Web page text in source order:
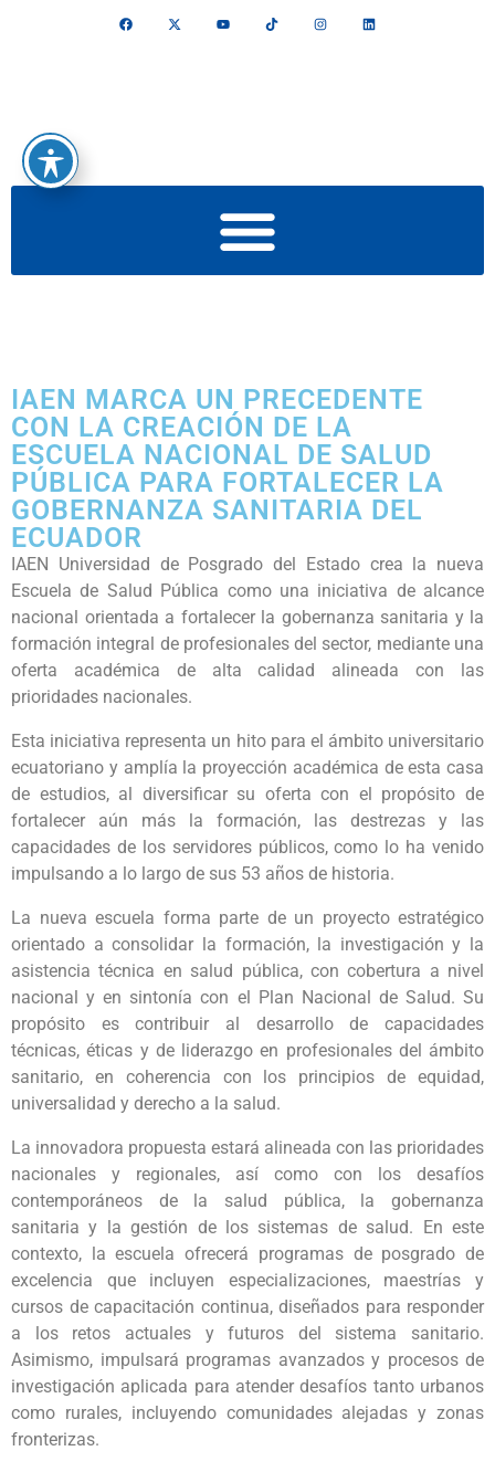
IAEN MARCA UN PRECEDENTE
CON LA CREACIÓN DE LA
ESCUELA NACIONAL DE SALUD
PÚBLICA PARA FORTALECER LA
GOBERNANZA SANITARIA DEL
ECUADOR
IAEN Universidad de Posgrado del Estado crea la nueva
Escuela de Salud Pública como una iniciativa de alcance
nacional orientada a fortalecer la gobernanza sanitaria y la
formación integral de profesionales del sector, mediante una
oferta académica de alta calidad alineada con las
prioridades nacionales.
Esta iniciativa representa un hito para el ámbito universitario
ecuatoriano y amplía la proyección académica de esta casa
de estudios, al diversificar su oferta con el propósito de
fortalecer aún más la formación, las destrezas y las
capacidades de los servidores públicos, como lo ha venido
impulsando a lo largo de sus 53 años de historia.
La nueva escuela forma parte de un proyecto estratégico
orientado a consolidar la formación, la investigación y la
asistencia técnica en salud pública, con cobertura a nivel
nacional y en sintonía con el Plan Nacional de Salud. Su
propósito es contribuir al desarrollo de capacidades
técnicas, éticas y de liderazgo en profesionales del ámbito
sanitario, en coherencia con los principios de equidad,
universalidad y derecho a la salud.
La innovadora propuesta estará alineada con las prioridades
nacionales y regionales, así como con los desafíos
contemporáneos de la salud pública, la gobernanza
sanitaria y la gestión de los sistemas de salud. En este
contexto, la escuela ofrecerá programas de posgrado de
excelencia que incluyen especializaciones, maestrías y
cursos de capacitación continua, diseñados para responder
a los retos actuales y futuros del sistema sanitario.
Asimismo, impulsará programas avanzados y procesos de
investigación aplicada para atender desafíos tanto urbanos
como rurales, incluyendo comunidades alejadas y zonas
fronterizas.